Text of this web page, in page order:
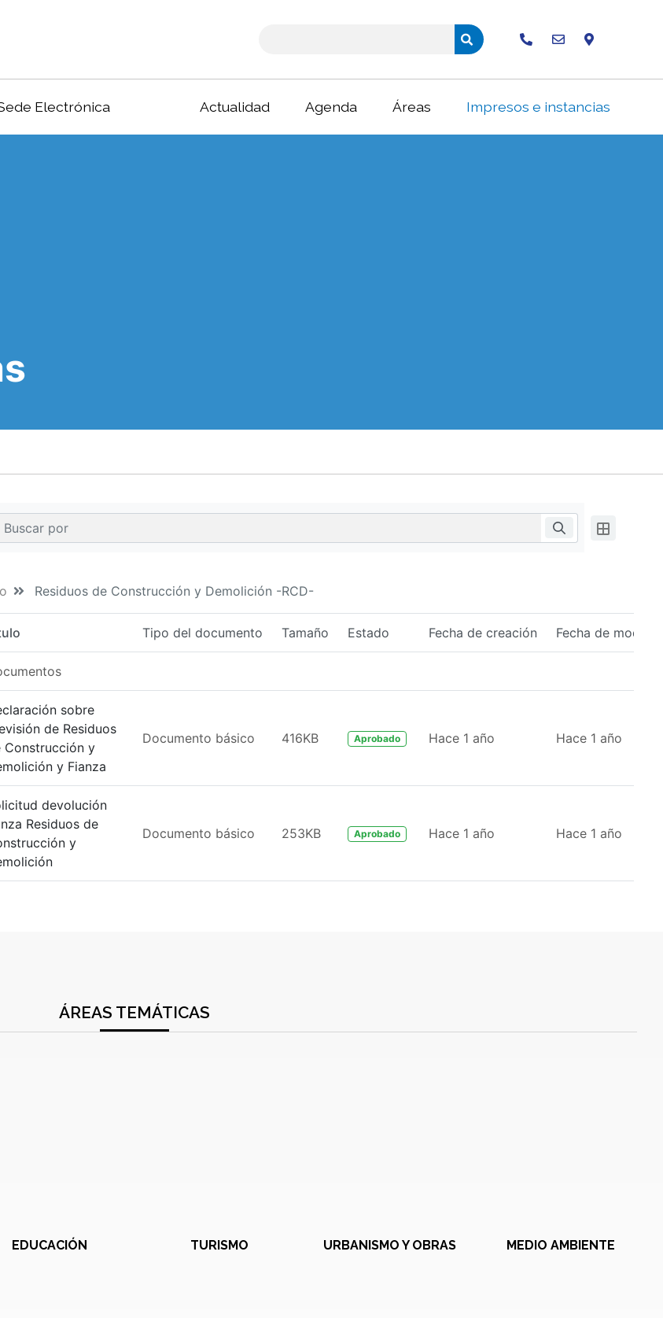
Electrónica Actualidad Agenda Áreas Impresos e instancias
Residuos de Construcción y Demolición -RCD-
Tipo del documento Tamaño Estado Fecha de creación Fecha de
sobre
de Residuos
Construcción y
y Fianza
Documento básico 416KB Aprobado Hace 1 año Hace 1 año
devolución
Residuos de
y
Documento básico 253KB Aprobado Hace 1 año Hace 1 año
ÁREAS TEMÁTICAS
EDUCACIÓN TURISMO URBANISMO Y OBRAS MEDIO AMBIENTE